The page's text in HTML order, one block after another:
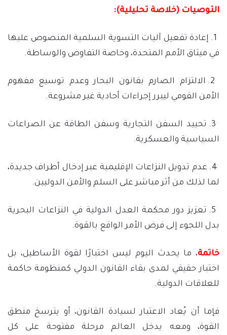
التوصيات (خلاصة تحليلية):
1. إعادة تفعيل آليات التسوية السلمية المنصوص عليها
في ميثاق الأمم المتحدة، وخاصة التفاوض والوساطة.
2. الالتزام الصارم بقانون البحار وعدم توسيع مفهوم
الأمن القومي ليبرر إجراءات أحادية غير مشروعة.
3. تحييد السفن التجارية وسفن الطاقة عن الصراعات
السياسية والعسكرية.
4. عدم تدويل النزاعات الإقليمية عبر إدخال أطراف جديدة،
لما لذلك من أثر مباشر على السلم والأمن الدوليين.
5. تعزيز دور محكمة العدل الدولية في النزاعات البحرية
بدل اللجوء إلى فرض الأمر الواقع بالقوة.
خاتمة، ما يحدث اليوم ليس اختبارًا لقوة الأساطيل، بل
اختبار حقيقي لمدى بقاء القانون الدولي كمنظومة حاكمة
للعلاقات الدولية.
فإما أن يُعاد الاعتبار لسيادة القانون، أو يترسخ منطق
القوة، ومعه يدخل العالم مرحلة مفتوحة على كل